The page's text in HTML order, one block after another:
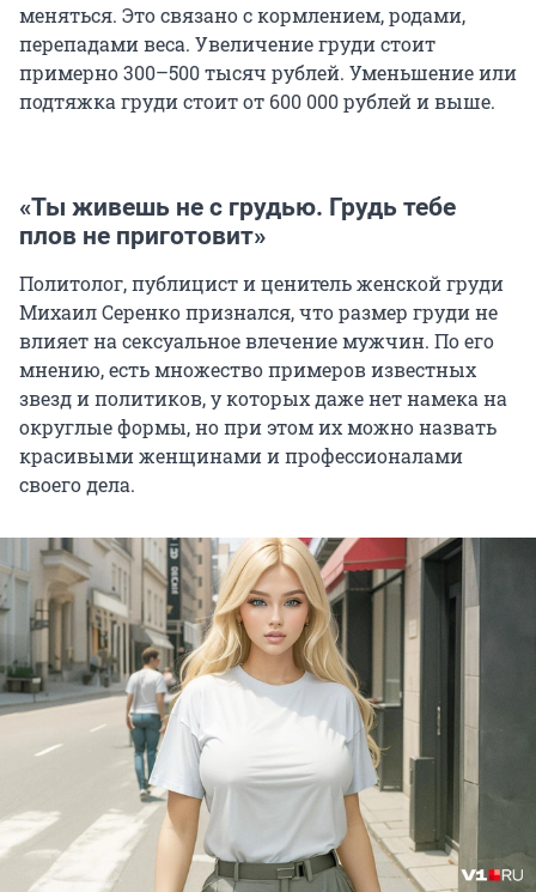
меняться. Это связано с кормлением, родами,
перепадами веса. Увеличение груди стоит
примерно 300–500 тысяч рублей. Уменьшение или
подтяжка груди стоит от 600 000 рублей и выше.
«Ты живешь не с грудью. Грудь тебе
плов не приготовит»
Политолог, публицист и ценитель женской груди
Михаил Серенко признался, что размер груди не
влияет на сексуальное влечение мужчин. По его
мнению, есть множество примеров известных
звезд и политиков, у которых даже нет намека на
округлые формы, но при этом их можно назвать
красивыми женщинами и профессионалами
своего дела.